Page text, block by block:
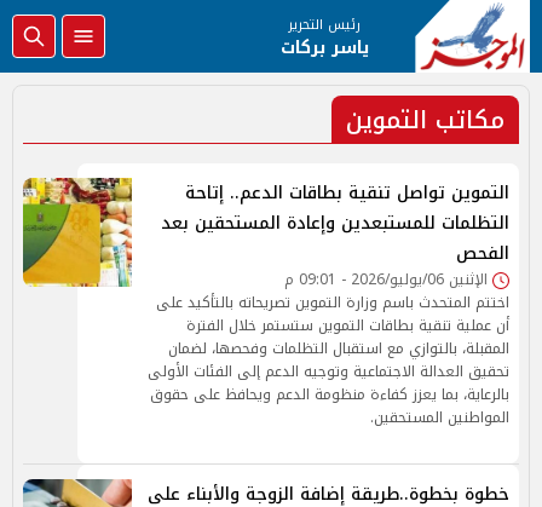
رئيس التحرير
ياسر بركات
مكاتب التموين
التموين تواصل تنقية بطاقات الدعم.. إتاحة
التظلمات للمستبعدين وإعادة المستحقين بعد
الفحص
الإثنين 06/يوليو/2026 - 09:01 م
اختتم المتحدث باسم وزارة التموين تصريحاته بالتأكيد على
أن عملية تنقية بطاقات التموين ستستمر خلال الفترة
المقبلة، بالتوازي مع استقبال التظلمات وفحصها، لضمان
تحقيق العدالة الاجتماعية وتوجيه الدعم إلى الفئات الأولى
بالرعاية، بما يعزز كفاءة منظومة الدعم ويحافظ على حقوق
المواطنين المستحقين.
خطوة بخطوة..طريقة إضافة الزوجة والأبناء على